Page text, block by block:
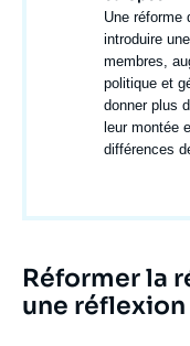
Texte
courant
Une réforme
introduire
membres,
politique et
donner plus
leur montée
différences
Titre
Edito
Réformer la
une